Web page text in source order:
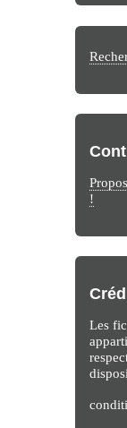
!
Les